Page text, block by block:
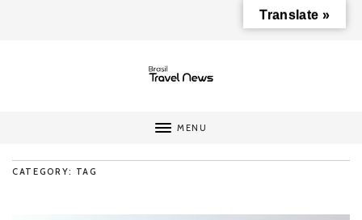
MENU
CATEGORY: TAG
Translate »